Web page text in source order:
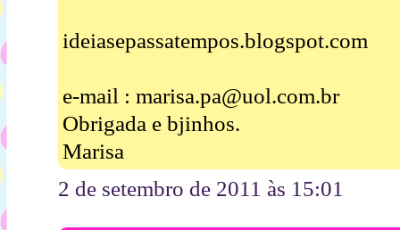
ideiasepassatempos.blogspot.com
e-mail : marisa.pa@uol.com.br
Obrigada e bjinhos.
Marisa
2 de setembro de 2011 às 15:01